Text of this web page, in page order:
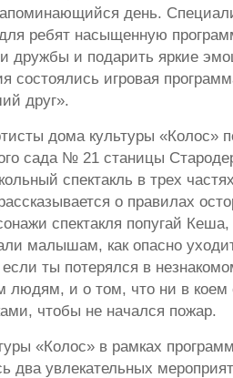
день.
ребят насыщенную
дружбы и подарить яркие
состоялись игровая
друг».
дома культуры «Колос»
сада № 21 станицы
спектакль в трех
о правилах
спектакля попугай
малышам, как опасно
если ты потерялся в
людям, и о том, что ни в коем
чтобы не начался пожар.
«Колос» в рамках
два увлекательных